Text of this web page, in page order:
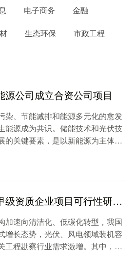
电子商务 金融
生态环保
市政工程
源公司成立合资公司项目
染、节能减排和能源多元化的愈发
能源成为共识。储能技术和光伏技
的关键要素，是以新能源为主体的
口期，也是新型储能和光伏发展
促进了新能源相关产业链的繁荣发
收购某工程勘察甲级资质企业项目可行性研究报告案例
加速向清洁化、低碳化转型，我国
增长态势，光伏、风电领域装机容
工程勘察行业需求激增。其中，随